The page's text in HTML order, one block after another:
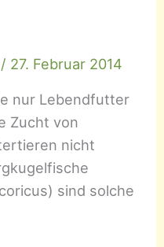
/ 27. Februar 2014
nur Lebendfutter
Zucht von
nicht
sind solche